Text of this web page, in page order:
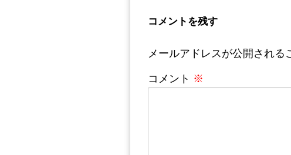
コメントを残す
メールアドレスが公開される
コメント ※